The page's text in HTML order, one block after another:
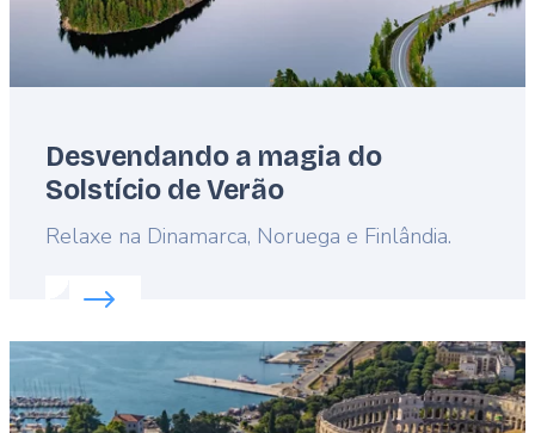
Desvendando a magia do
Solstício de Verão
Lead
Relaxe na Dinamarca, Noruega e Finlândia.
Read more about:
Featured
image